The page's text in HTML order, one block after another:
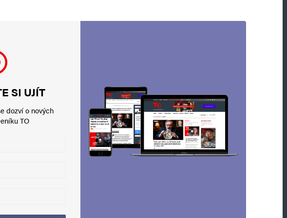
dopadne!
ani Evropě v té válce nejde ani o Ukrajinu ani o lidi, co tam
a evropské hodnoty jsou jen řeči. Ukrajina by měla začít
s Ruskem a využití svého nerostného bohatství.
SI UJÍT
dozví o nových
TO